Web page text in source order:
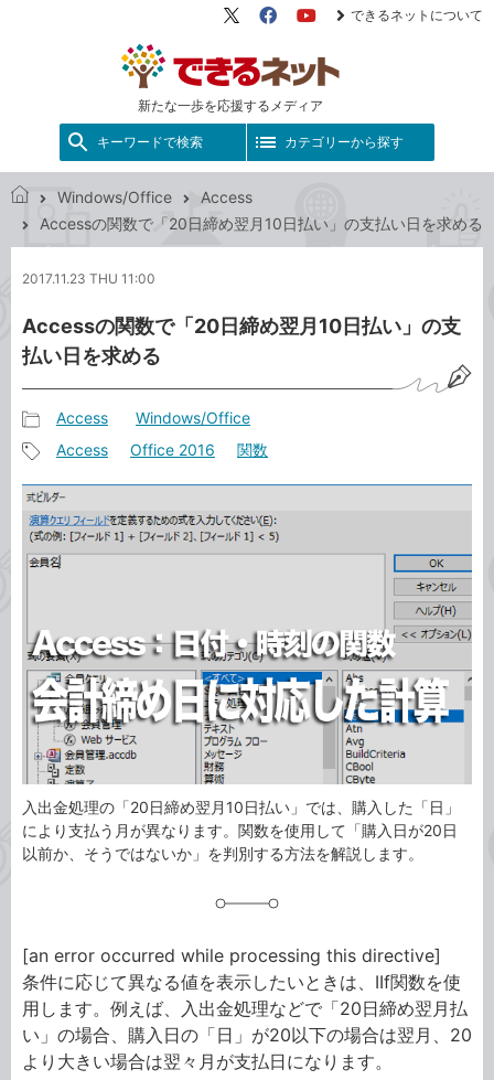
新たな一歩を応援するメディア
X（旧
FacebookYouTube
できるネットについて
キーワードで検索 カテゴリーから探す
で
ネ
ト
Windows/Office
Access
Accessの関数で「20日締め翌月10日払い」の支払い日を求める
2017.11.23 THU 11:00
Accessの関数で「20日締め翌月10日払い」の支
払い日を求める
事
カ
テ
ゴ
リ
Access Windows/Office
事
タ
グ
Access Office 2016 関数
入出金処理の「20日締め翌月10日払い」では、購入した「日」
により支払う月が異なります。関数を使用して「購入日が20日
以前か、そうではないか」を判別する方法を解説します。
[an error occurred while processing this directive]
条件に応じて異なる値を表示したいときは、IIf関数を使
用します。例えば、入出金処理などで「20日締め翌月払
い」の場合、購入日の「日」が20以下の場合は翌月、20
より大きい場合は翌々月が支払日になります。